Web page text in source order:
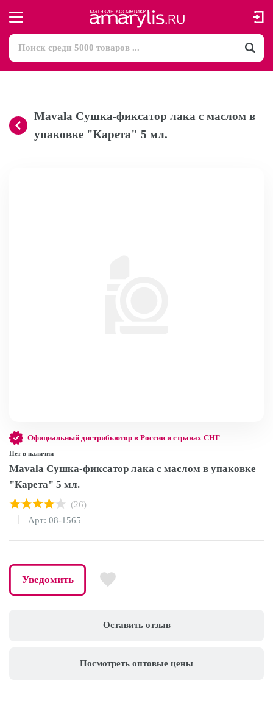
Mavala Сушка-фиксатор лака с маслом в
упаковке "Карета" 5 мл.
Оставить отзыв
Посмотреть оптовые цены
Официальный дистрибьютор в России и странах СНГ
Нет в наличии
Mavala Сушка-фиксатор лака с маслом в упаковке
"Карета" 5 мл.
(26)
Арт: 08-1565
Уведомить